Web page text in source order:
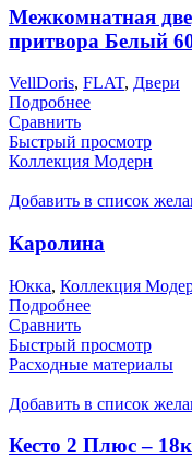
Межкомнатная
притвора Белый
VellDoris, FLAT, Двери
Подробнее
Сравнить
Быстрый просмотр
Коллекция Модерн
Добавить в список
Каролина
Юкка, Коллекция
Подробнее
Сравнить
Быстрый просмотр
Расходные материалы
Добавить в список
Кесто 2 Плюс –